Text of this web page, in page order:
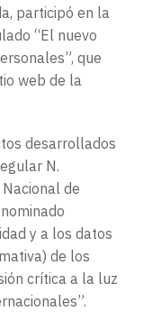
participó en la
“El nuevo
que
web de la
desarrollados
N.
de
y a los datos
de los
crítica a la luz